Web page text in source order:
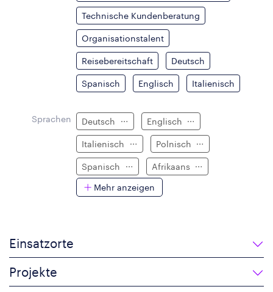
Technische Kundenberatung
Organisationstalent
Reisebereitschaft Deutsch
Spanisch Englisch Italienisch
Sprachen Deutsch Englisch
Italienisch Polnisch
Spanisch
Afrikaans
Mehr anzeigen
Einsatzorte
Projekte